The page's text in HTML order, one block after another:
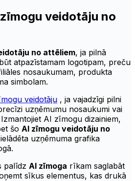
veidotāju no
no attēliem, ja pilnā
atpazīstamam logotipam, preču
nosaukumam, produkta
simbolam.
veidotāju , ja vajadzīgi pilni
uzņēmumu nosaukumi vai
AI zīmogu dizainiem,
šo AI zīmogu veidotāju no
uzņēmuma grafika
palīdz AI zīmoga rīkam saglabāt
sīkus elementus, kas drukā